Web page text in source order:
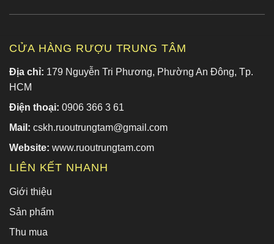
CỬA HÀNG RƯỢU TRUNG TÂM
Địa chỉ: 179 Nguyễn Tri Phương, Phường An Đông, Tp.
HCM
Điện thoại: 0906 366 3 61
Mail: cskh.ruoutrungtam@gmail.com
Website: www.ruoutrungtam.com
LIÊN KẾT NHANH
Giới thiệu
Sản phẩm
Thu mua